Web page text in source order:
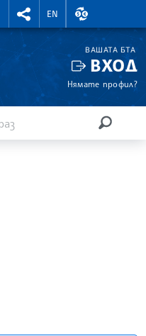
RIGHTMENU.SOCIAL
EN
ВАЛУТНИ
ВАШАТА БТА
ВХОД
Нямате профил?